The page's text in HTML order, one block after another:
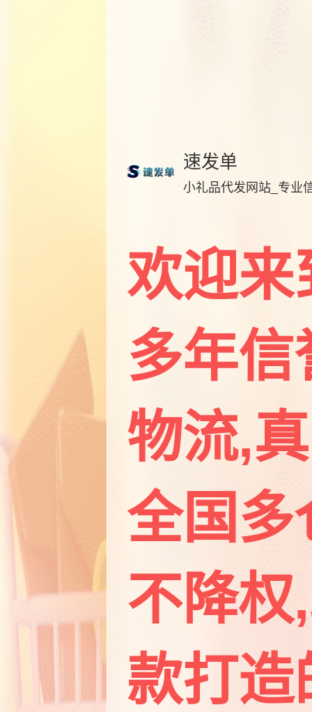
速发单
小礼品代发网站_专业
欢迎来
多年
物流,
全国多
不降权
款打造